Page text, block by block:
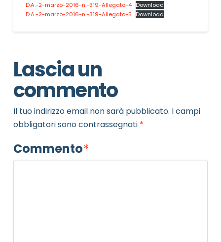
D.A.-2-marzo-2016-n.-319-Allegato-4 Download
D.A.-2-marzo-2016-n.-319-Allegato-5
Download
Lascia un
commento
Il tuo indirizzo email non sarà pubblicato. I campi
obbligatori sono contrassegnati *
Commento*